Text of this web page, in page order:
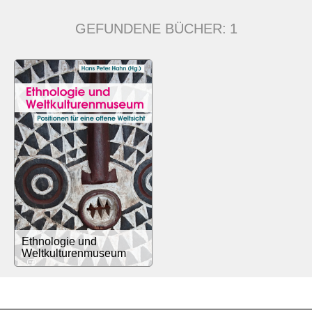
GEFUNDENE BÜCHER: 1
Ethnologie und
Weltkulturenmuseum